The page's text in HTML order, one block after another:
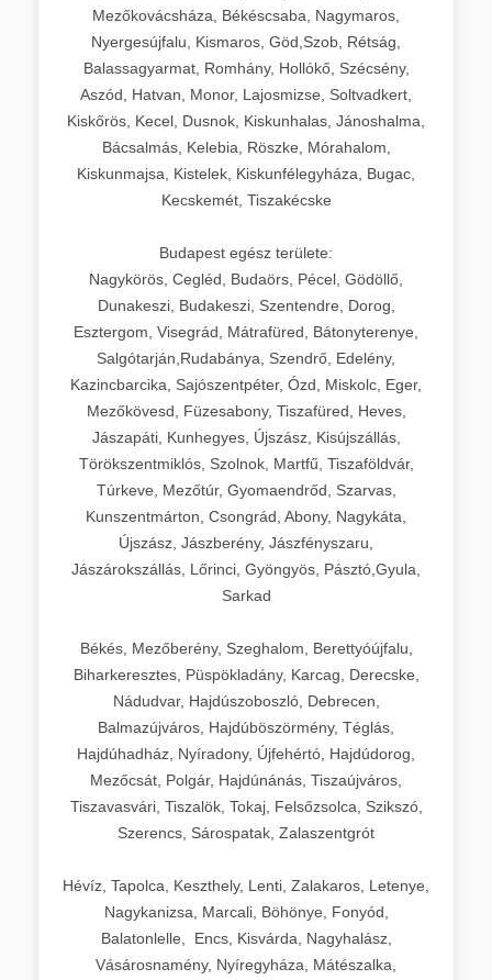
Mezőkovácsháza, Békéscsaba, Nagymaros,
Nyergesújfalu, Kismaros, Göd,Szob, Rétság,
Balassagyarmat, Romhány, Hollókő, Szécsény,
Aszód, Hatvan, Monor, Lajosmizse, Soltvadkert,
Kiskőrös, Kecel, Dusnok, Kiskunhalas, Jánoshalma,
Bácsalmás, Kelebia, Röszke, Mórahalom,
Kiskunmajsa, Kistelek, Kiskunfélegyháza, Bugac,
Kecskemét, Tiszakécske
Budapest egész területe:
Nagykörös, Cegléd, Budaörs, Pécel, Gödöllő,
Dunakeszi, Budakeszi, Szentendre, Dorog,
Esztergom, Visegrád, Mátrafüred, Bátonyterenye,
Salgótarján,Rudabánya, Szendrő, Edelény,
Kazincbarcika, Sajószentpéter, Ózd, Miskolc, Eger,
Mezőkövesd, Füzesabony, Tiszafüred, Heves,
Jászapáti, Kunhegyes, Újszász, Kisújszállás,
Törökszentmiklós, Szolnok, Martfű, Tiszaföldvár,
Túrkeve, Mezőtúr, Gyomaendrőd, Szarvas,
Kunszentmárton, Csongrád, Abony, Nagykáta,
Újszász, Jászberény, Jászfényszaru,
Jászárokszállás, Lőrinci, Gyöngyös, Pásztó,Gyula,
Sarkad
Békés, Mezőberény, Szeghalom, Berettyóújfalu,
Biharkeresztes, Püspökladány, Karcag, Derecske,
Nádudvar, Hajdúszoboszló, Debrecen,
Balmazújváros, Hajdúböszörmény, Téglás,
Hajdúhadház, Nyíradony, Újfehértó, Hajdúdorog,
Mezőcsát, Polgár, Hajdúnánás, Tiszaújváros,
Tiszavasvári, Tiszalök, Tokaj, Felsőzsolca, Szikszó,
Szerencs, Sárospatak, Zalaszentgrót
Hévíz, Tapolca, Keszthely, Lenti, Zalakaros, Letenye,
Nagykanizsa, Marcali, Böhönye, Fonyód,
Balatonlelle, Encs, Kisvárda, Nagyhalász,
Vásárosnamény, Nyíregyháza, Mátészalka,